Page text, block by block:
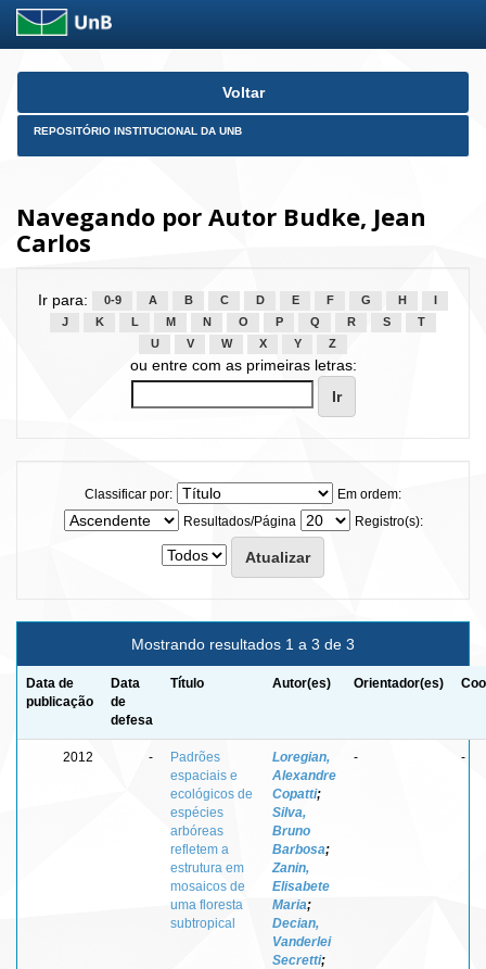
Skip
Voltar
REPOSITÓRIO INSTITUCIONAL DA UNB
Navegando por Autor Budke, Jean
Carlos
Ir para: 0-9 A B C D E F G H
J
K L M N O P Q R S
T
U
V W X Y Z
ou entre com as primeiras letras:
Classificar por:
Em ordem:
Resultados/Página
Registro(s):
Mostrando resultados 1 a 3 de 3
Data de
publicação
Data
de
defesa
Título Autor(es) Orientador(es)
2012 -
Padrões
espaciais e
ecológicos de
espécies
arbóreas
refletem a
estrutura em
mosaicos de
uma floresta
subtropical
Loregian,
Alexandre
Copatti;
Silva,
Bruno
Barbosa;
Zanin,
Elisabete
Maria;
Decian,
Vanderlei
Secretti;
- -